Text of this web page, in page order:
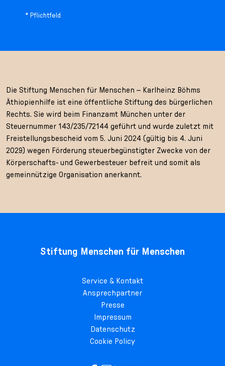
* Pflichtfeld
Die Stiftung Menschen für Menschen – Karlheinz Böhms
Äthiopienhilfe ist eine öffentliche Stiftung des bürgerlichen
Rechts. Sie wird beim Finanzamt München unter der
Steuernummer 143/235/72144 geführt und wurde zuletzt mit
Freistellungsbescheid vom 5. Juni 2024 (gültig bis 4. Juni
2029) wegen Förderung steuerbegünstigter Zwecke von der
Körperschafts- und Gewerbesteuer befreit und somit als
gemeinnützige Organisation anerkannt.
Stiftung Menschen für Menschen
Service & Kontakt
Ansprechpartner
Presse
Impressum
Datenschutz
Cookie Policy